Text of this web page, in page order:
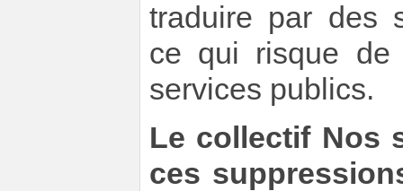
traduire par des
ce qui risque
services publics.
Le collectif Nos
ces